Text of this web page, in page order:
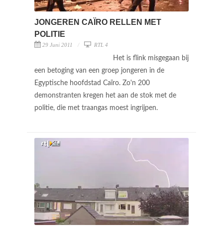
JONGEREN CAÏRO RELLEN MET
POLITIE
29 Juni 2011 RTL 4
Het is flink misgegaan bij
een betoging van een groep jongeren in de
Egyptische hoofdstad Caïro. Zo'n 200
demonstranten kregen het aan de stok met de
politie, die met traangas moest ingrijpen.